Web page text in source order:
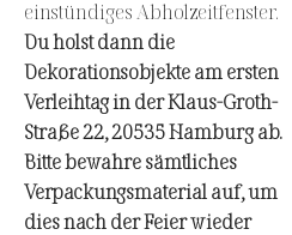
einstündiges Abholzeitfenster.
Du holst dann die
Dekorationsobjekte am ersten
Verleihtag in der Klaus-Groth-
Straße 22, 20535 Hamburg ab.
Bitte bewahre sämtliches
Verpackungsmaterial auf, um
dies nach der Feier wieder